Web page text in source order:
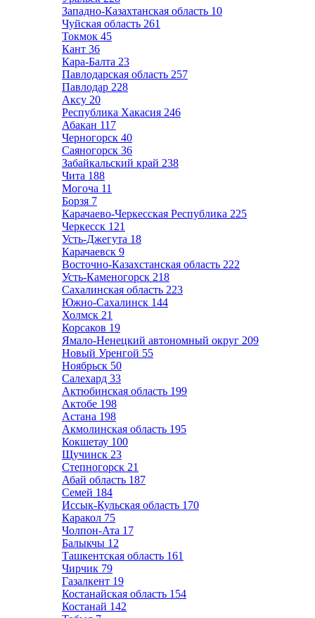
Западно-Казахтанская область 10
Чуйская область 261
Токмок 45
Кант 36
Кара-Балта 23
Павлодарская область 257
Павлодар 228
Аксу 20
Республика Хакасия 246
Абакан 117
Черногорск 40
Саяногорск 36
Забайкальский край 238
Чита 188
Могоча 11
Борзя 7
Карачаево-Черкесская Республика 225
Черкесск 121
Усть-Джегута 18
Карачаевск 9
Восточно-Казахстанская область 222
Усть-Каменогорск 218
Сахалинская область 223
Южно-Сахалинск 144
Холмск 21
Корсаков 19
Ямало-Ненецкий автономный округ 209
Новый Уренгой 55
Ноябрьск 50
Салехард 33
Актюбинская область 199
Актобе 198
Астана 198
Акмолинская область 195
Кокшетау 100
Щучинск 23
Степногорск 21
Абай область 187
Семей 184
Иссык-Кульская область 170
Каракол 75
Чолпон-Ата 17
Балыкчы 12
Ташкентская область 161
Чирчик 79
Газалкент 19
Костанайская область 154
Костанай 142